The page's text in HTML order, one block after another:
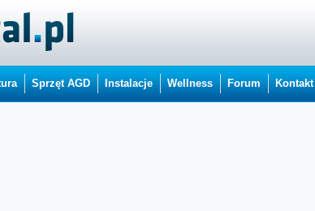
Sprzęt AGD Instalacje Wellness Forum Kontakt